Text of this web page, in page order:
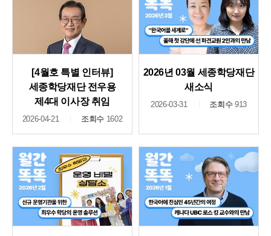
[4월호 특별 인터뷰]
세종학당재단 전우용
제4대 이사장 취임
2026-04-21 조회수 1602
2026년 03월 세종학당재단
새소식
2026-03-31 조회수913